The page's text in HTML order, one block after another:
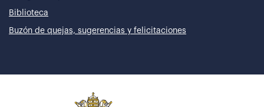
Biblioteca
Buzón de quejas, sugerencias y felicitaciones